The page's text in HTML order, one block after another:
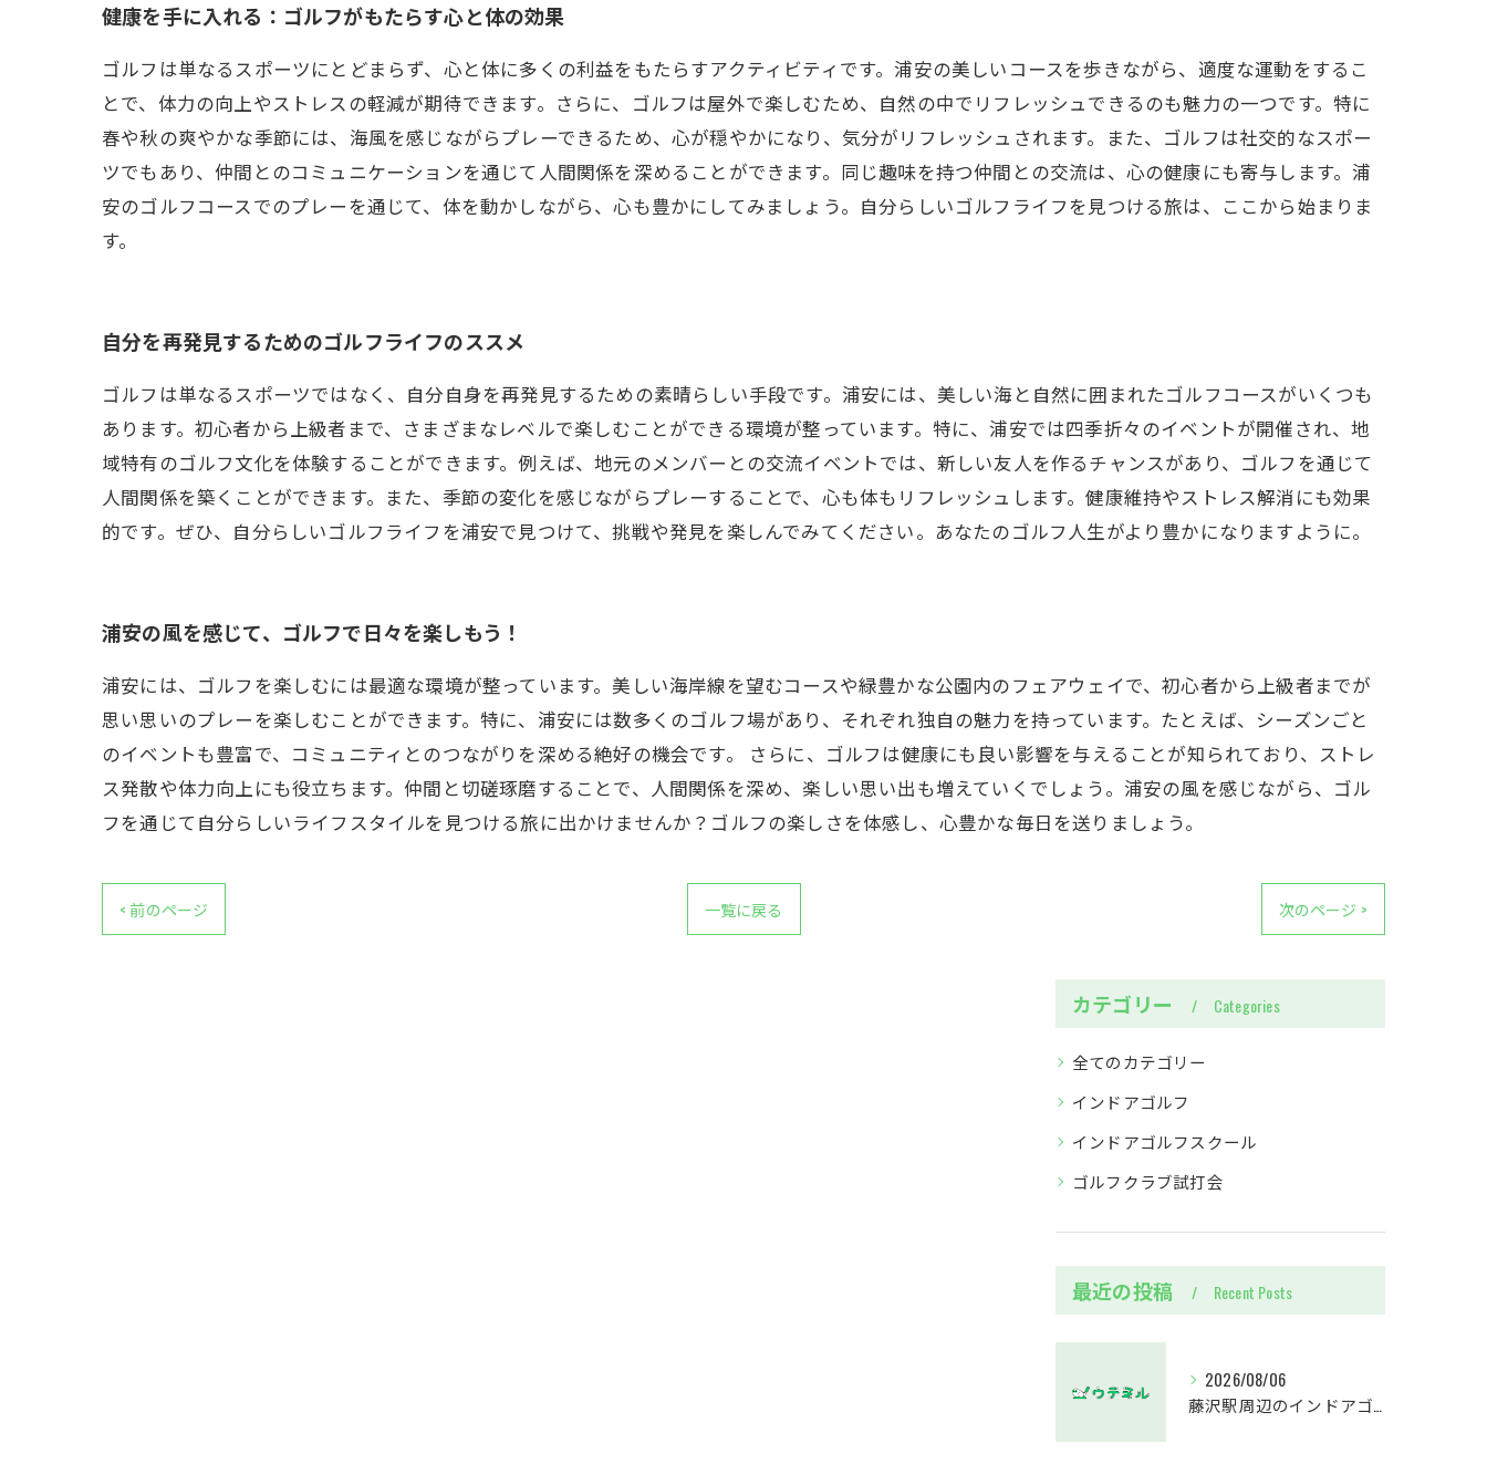
健康を手に入れる：ゴルフがもたらす心と体の効果
ゴルフは単なるスポーツにとどまらず、心と体に多くの利益をもたらすアクティビティです。浦安の美しいコースを歩きながら、適度な運動をするこ
とで、体力の向上やストレスの軽減が期待できます。さらに、ゴルフは屋外で楽しむため、自然の中でリフレッシュできるのも魅力の一つです。特に
春や秋の爽やかな季節には、海風を感じながらプレーできるため、心が穏やかになり、気分がリフレッシュされます。また、ゴルフは社交的なスポー
ツでもあり、仲間とのコミュニケーションを通じて人間関係を深めることができます。同じ趣味を持つ仲間との交流は、心の健康にも寄与します。浦
安のゴルフコースでのプレーを通じて、体を動かしながら、心も豊かにしてみましょう。自分らしいゴルフライフを見つける旅は、ここから始まりま
す。
自分を再発見するためのゴルフライフのススメ
ゴルフは単なるスポーツではなく、自分自身を再発見するための素晴らしい手段です。浦安には、美しい海と自然に囲まれたゴルフコースがいくつも
あります。初心者から上級者まで、さまざまなレベルで楽しむことができる環境が整っています。特に、浦安では四季折々のイベントが開催され、地
域特有のゴルフ文化を体験することができます。例えば、地元のメンバーとの交流イベントでは、新しい友人を作るチャンスがあり、ゴルフを通じて
人間関係を築くことができます。また、季節の変化を感じながらプレーすることで、心も体もリフレッシュします。健康維持やストレス解消にも効果
的です。ぜひ、自分らしいゴルフライフを浦安で見つけて、挑戦や発見を楽しんでみてください。あなたのゴルフ人生がより豊かになりますように。
浦安の風を感じて、ゴルフで日々を楽しもう！
浦安には、ゴルフを楽しむには最適な環境が整っています。美しい海岸線を望むコースや緑豊かな公園内のフェアウェイで、初心者から上級者までが
思い思いのプレーを楽しむことができます。特に、浦安には数多くのゴルフ場があり、それぞれ独自の魅力を持っています。たとえば、シーズンごと
のイベントも豊富で、コミュニティとのつながりを深める絶好の機会です。 さらに、ゴルフは健康にも良い影響を与えることが知られており、ストレ
ス発散や体力向上にも役立ちます。仲間と切磋琢磨することで、人間関係を深め、楽しい思い出も増えていくでしょう。浦安の風を感じながら、ゴル
フを通じて自分らしいライフスタイルを見つける旅に出かけませんか？ゴルフの楽しさを体感し、心豊かな毎日を送りましょう。
< 前のページ 一覧に戻る 次のページ >
カテゴリー Categories
全てのカテゴリー
インドアゴルフ
インドアゴルフスクール
ゴルフクラブ試打会
最近の投稿 Recent Posts
2026/08/06
藤沢駅周辺のインドアゴルフウテミルで失敗しないクラブ選び方解説